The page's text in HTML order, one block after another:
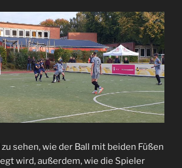
sehen, wie der Ball mit beiden Füßen
wird, außerdem, wie die Spieler